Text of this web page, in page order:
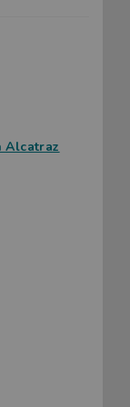
Alcatraz